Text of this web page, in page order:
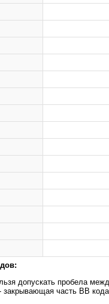
допускать пробела
закрывающая часть BB